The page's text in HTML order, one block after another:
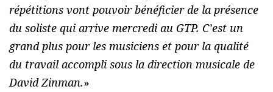
répétitions vont pouvoir bénéficier de la présence
du soliste qui arrive mercredi au GTP. C’est un
grand plus pour les musiciens et pour la qualité
du travail accompli sous la direction musicale de
David Zinman.»